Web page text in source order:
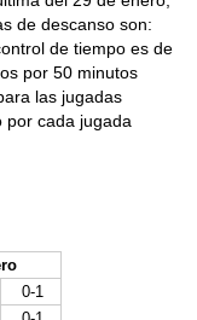
de descanso son:
de tiempo es de
por 50 minutos
las jugadas
por cada jugada
0-1